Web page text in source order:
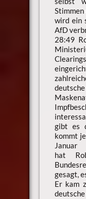
Stimmen
wird ein
AfD
28:49
gibt es
kommt
Januar
hat
gesagt,
Er kam